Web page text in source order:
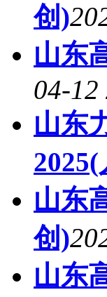
创)
山东
04-12
山东
山东
创)
山东